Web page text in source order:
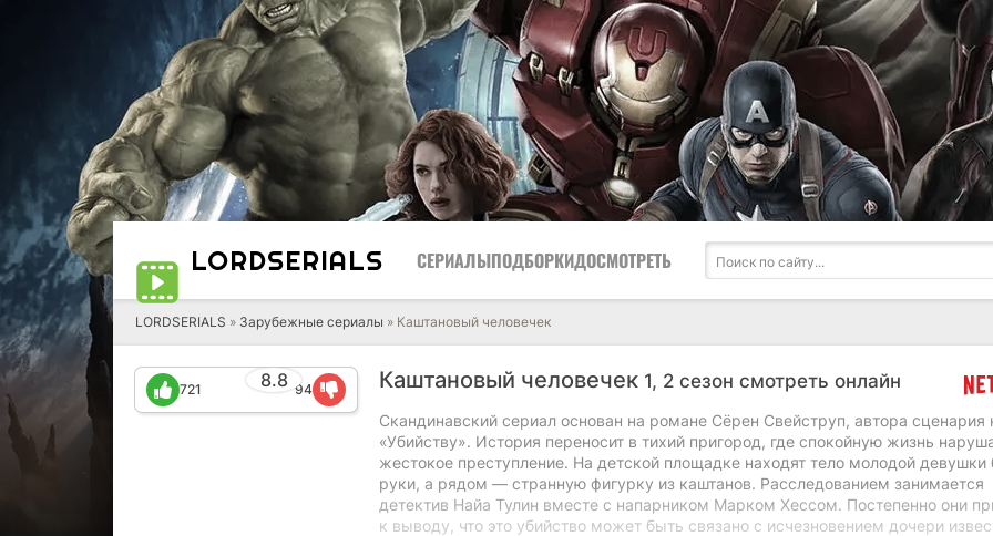
LORDSERIALS СЕРИАЛЫПОДБОРКИДОСМОТРЕТЬ
LORDSERIALS » Зарубежные сериалы » Каштановый человечек
Каштановый человечек 1, 2 сезон смотреть онлайн
8.8
721 94
Скандинавский сериал основан на романе Сёрен Свейструп, автора сценария
«Убийству». История переносит в тихий пригород, где спокойную жизнь
жестокое преступление. На детской площадке находят тело молодой девушки
руки, а рядом — странную фигурку из каштанов. Расследованием занимается
детектив Найа Тулин вместе с напарником Марком Хессом. Постепенно они
к выводу, что это убийство может быть связано с исчезновением дочери